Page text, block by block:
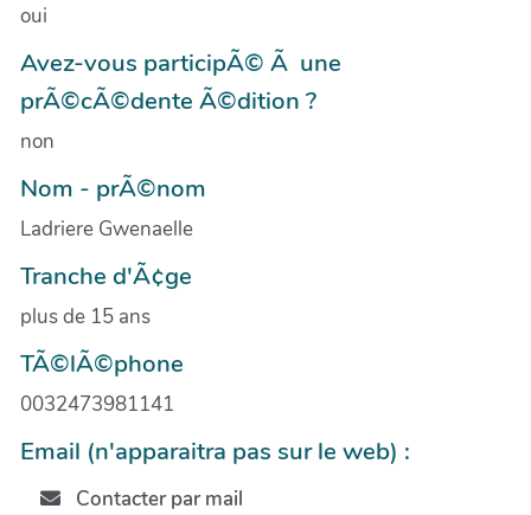
oui
Avez-vous participÃ© Ã une
prÃ©cÃ©dente Ã©dition ?
non
Nom - prÃ©nom
Ladriere Gwenaelle
Tranche d'Ã¢ge
plus de 15 ans
TÃ©lÃ©phone
0032473981141
Email (n'apparaitra pas sur le web) :
Contacter par mail